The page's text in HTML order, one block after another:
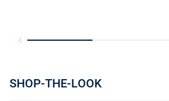
SHOP-THE-LOOK